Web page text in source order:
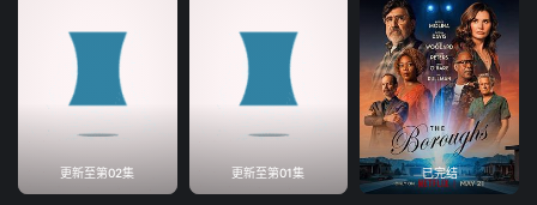
更新至第02集 更新至第01集 已完结